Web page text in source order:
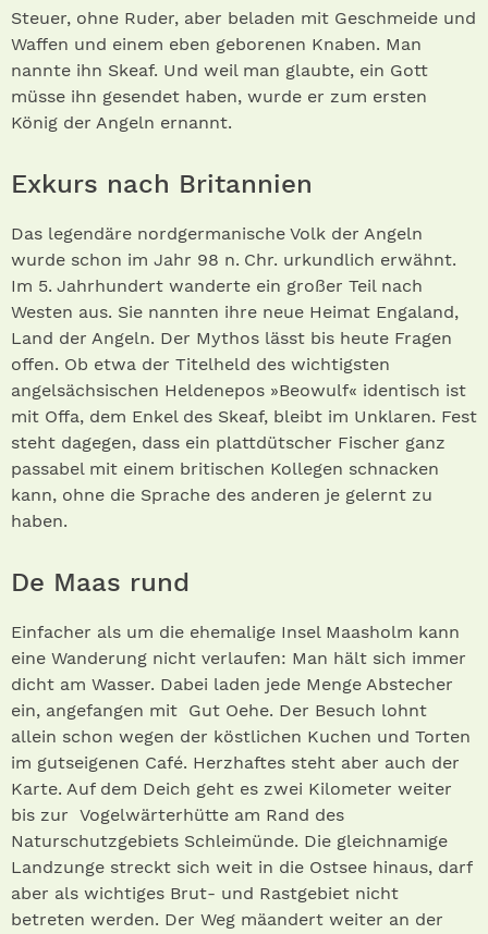
Steuer, ohne Ruder, aber beladen mit Geschmeide und
Waffen und einem eben geborenen Knaben. Man
nannte ihn Skeaf. Und weil man glaubte, ein Gott
müsse ihn gesendet haben, wurde er zum ersten
König der Angeln ernannt.
Exkurs nach Britannien
Das legendäre nordgermanische Volk der Angeln
wurde schon im Jahr 98 n. Chr. urkundlich erwähnt.
Im 5. Jahrhundert wanderte ein großer Teil nach
Westen aus. Sie nannten ihre neue Heimat Engaland,
Land der Angeln. Der Mythos lässt bis heute Fragen
offen. Ob etwa der Titelheld des wichtigsten
angelsächsischen Heldenepos »Beowulf« identisch ist
mit Offa, dem Enkel des Skeaf, bleibt im Unklaren. Fest
steht dagegen, dass ein plattdütscher Fischer ganz
passabel mit einem britischen Kollegen schnacken
kann, ohne die Sprache des anderen je gelernt zu
haben.
De Maas rund
Einfacher als um die ehemalige Insel Maasholm kann
eine Wanderung nicht verlaufen: Man hält sich immer
dicht am Wasser. Dabei laden jede Menge Abstecher
ein, angefangen mit Gut Oehe. Der Besuch lohnt
allein schon wegen der köstlichen Kuchen und Torten
im gutseigenen Café. Herzhaftes steht aber auch der
Karte. Auf dem Deich geht es zwei Kilometer weiter
bis zur Vogelwärterhütte am Rand des
Naturschutzgebiets Schleimünde. Die gleichnamige
Landzunge streckt sich weit in die Ostsee hinaus, darf
aber als wichtiges Brut- und Rastgebiet nicht
betreten werden. Der Weg mäandert weiter an der